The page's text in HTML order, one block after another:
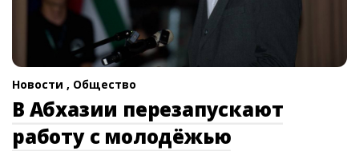
Новости , Общество
В Абхазии перезапускают
работу с молодёжью